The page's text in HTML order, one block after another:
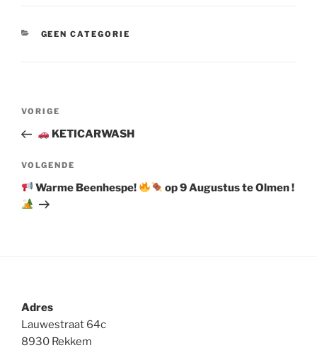
CATEGORIEËN
GEEN CATEGORIE
Berichtnavigatie
Vorig
bericht
VORIGE
KETICARWASH
Volgend
bericht
VOLGENDE
Warme Beenhespe! op 9 Augustus te Olmen !
Adres
Lauwestraat 64c
8930 Rekkem